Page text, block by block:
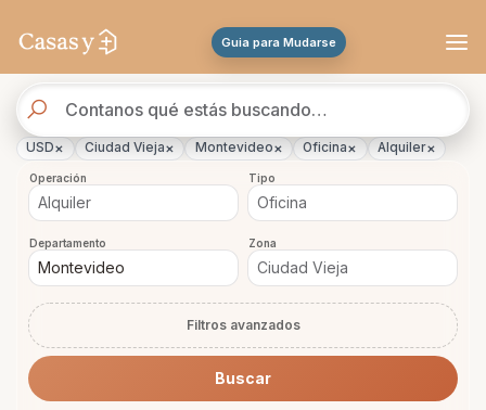
Guia para Mudarse
de
propiedades
USD× Ciudad Vieja× Montevideo× Oficina× Alquiler×
Operación Tipo
Departamento Zona
Filtros avanzados
Buscar